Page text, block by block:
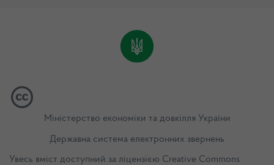
Міністерство економіки та довкілля України
Державна система електронних звернень
Увесь вміст доступний за ліцензією Creative Commons